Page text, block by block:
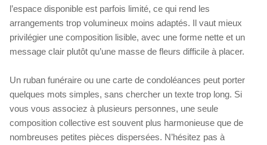
l’espace disponible est parfois limité, ce qui rend les
arrangements trop volumineux moins adaptés. Il vaut mieux
privilégier une composition lisible, avec une forme nette et un
message clair plutôt qu’une masse de fleurs difficile à placer.
Un ruban funéraire ou une carte de condoléances peut porter
quelques mots simples, sans chercher un texte trop long. Si
vous vous associez à plusieurs personnes, une seule
composition collective est souvent plus harmonieuse que de
nombreuses petites pièces dispersées. N’hésitez pas à